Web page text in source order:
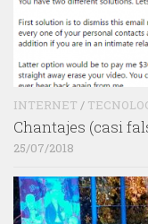
INTERNET /
Chantajes (casi
25/07/2018